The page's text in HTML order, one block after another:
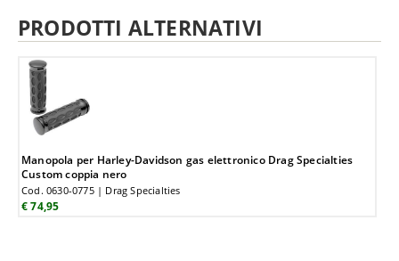
PRODOTTI ALTERNATIVI
Manopola per Harley-Davidson gas elettronico Drag Specialties
Custom coppia nero
Cod. 0630-0775 | Drag Specialties
€ 74,95